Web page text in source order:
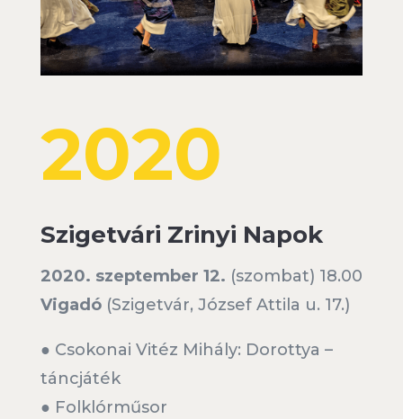
2020
Szigetvári Zrinyi Napok
2020. szeptember 12. (szombat) 18.00
Vigadó(Szigetvár, József Attila u. 17.)
● Csokonai Vitéz Mihály: Dorottya –
táncjáték
● Folklórműsor